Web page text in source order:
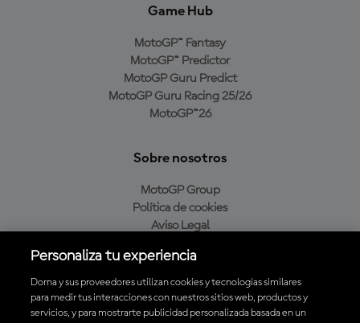
Game Hub
MotoGP™ Fantasy
MotoGP™ Predictor
MotoGP Guru Predict
MotoGP Guru Racing 25/26
MotoGP™26
Sobre nosotros
MotoGP Group
Política de cookies
Aviso Legal
Política de compra
Personaliza tu experiencia
Dorna y sus proveedores utilizan cookies y tecnologías similares
para medir tus interacciones con nuestros sitios web, productos y
servicios, y para mostrarte publicidad personalizada basada en un